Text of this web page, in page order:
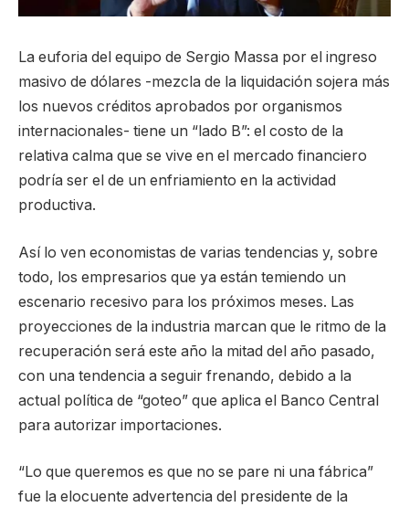
La euforia del equipo de Sergio Massa por el ingreso
masivo de dólares -mezcla de la liquidación sojera más
los nuevos créditos aprobados por organismos
internacionales- tiene un “lado B”: el costo de la
relativa calma que se vive en el mercado financiero
podría ser el de un enfriamiento en la actividad
productiva.
Así lo ven economistas de varias tendencias y, sobre
todo, los empresarios que ya están temiendo un
escenario recesivo para los próximos meses. Las
proyecciones de la industria marcan que le ritmo de la
recuperación será este año la mitad del año pasado,
con una tendencia a seguir frenando, debido a la
actual política de “goteo” que aplica el Banco Central
para autorizar importaciones.
“Lo que queremos es que no se pare ni una fábrica”
fue la elocuente advertencia del presidente de la